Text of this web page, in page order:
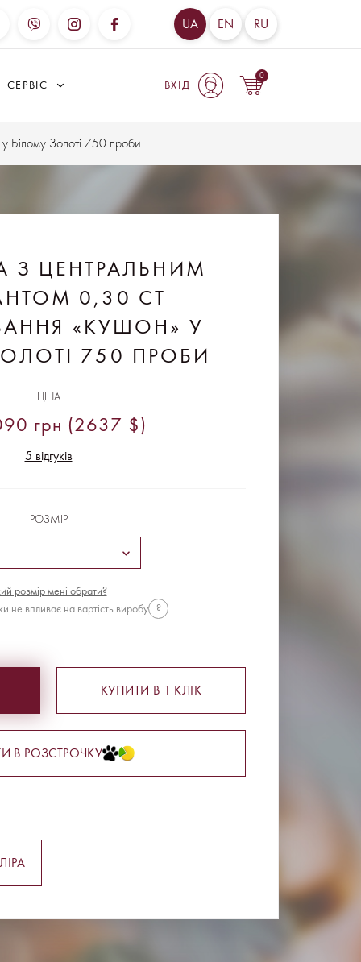
UA EN RU
СЕРВІС ВХІД
0
Білому Золоті 750 проби
З ЦЕНТРАЛЬНИМ
0,30 CT
«КУШОН» У
750 ПРОБИ
ЦІНА
грн (2637 $)
5 відгуків
РОЗМІР
розмір мені обрати?
не впливає на вартість виробу
?
В РОЗСТРОЧКУ
КУПИТИ В 1 КЛІК